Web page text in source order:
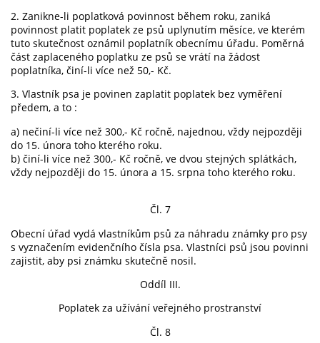
2. Zanikne-li poplatková povinnost během roku, zaniká
povinnost platit poplatek ze psů uplynutím měsíce, ve kterém
tuto skutečnost oznámil poplatník obecnímu úřadu. Poměrná
část zaplaceného poplatku ze psů se vrátí na žádost
poplatníka, činí-li více než 50,- Kč.
3. Vlastník psa je povinen zaplatit poplatek bez vyměření
předem, a to :
a) nečiní-li více než 300,- Kč ročně, najednou, vždy nejpozději
do 15. února toho kterého roku.
b) činí-li více než 300,- Kč ročně, ve dvou stejných splátkách,
vždy nejpozději do 15. února a 15. srpna toho kterého roku.
Čl. 7
Obecní úřad vydá vlastníkům psů za náhradu známky pro psy
s vyznačením evidenčního čísla psa. Vlastníci psů jsou povinni
zajistit, aby psi známku skutečně nosil.
Oddíl III.
Poplatek za užívání veřejného prostranství
Čl. 8